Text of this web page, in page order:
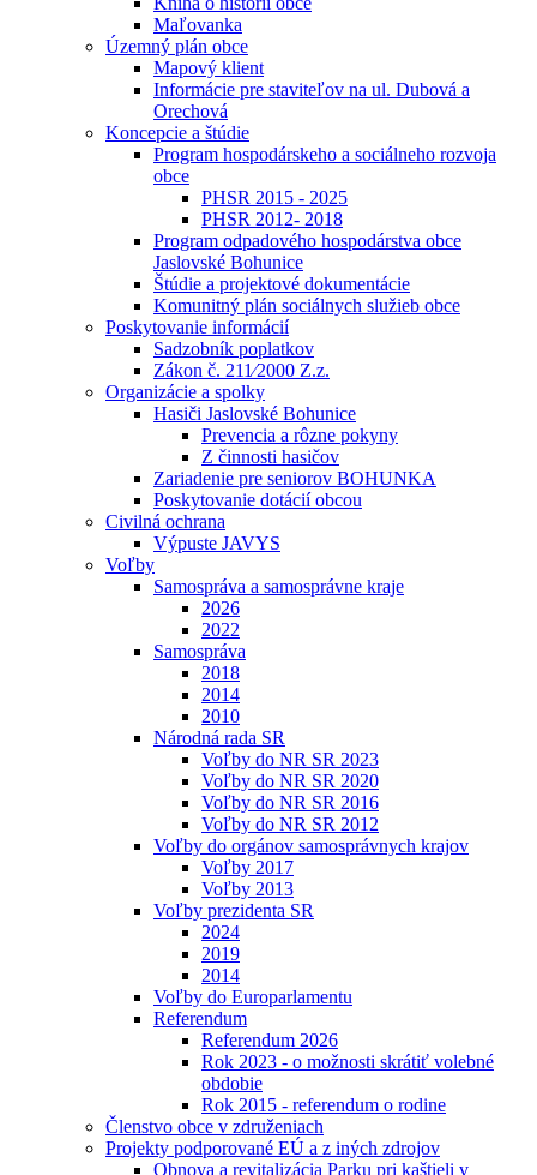
Maľovanka
Územný plán obce
Mapový klient
Informácie pre staviteľov na ul. Dubová a
Orechová
Koncepcie a štúdie
Program hospodárskeho a sociálneho rozvoja
obce
PHSR 2015 - 2025
PHSR 2012- 2018
Program odpadového hospodárstva obce
Jaslovské Bohunice
Štúdie a projektové dokumentácie
Komunitný plán sociálnych služieb obce
Poskytovanie informácií
Sadzobník poplatkov
Zákon č. 211⁄2000 Z.z.
Organizácie a spolky
Hasiči Jaslovské Bohunice
Prevencia a rôzne pokyny
Z činnosti hasičov
Zariadenie pre seniorov BOHUNKA
Poskytovanie dotácií obcou
Civilná ochrana
Výpuste JAVYS
Voľby
Samospráva a samosprávne kraje
2026
2022
Samospráva
2018
2014
2010
Národná rada SR
Voľby do NR SR 2023
Voľby do NR SR 2020
Voľby do NR SR 2016
Voľby do NR SR 2012
Voľby do orgánov samosprávnych krajov
Voľby 2017
Voľby 2013
Voľby prezidenta SR
2024
2019
2014
Voľby do Europarlamentu
Referendum
Referendum 2026
Rok 2023 - o možnosti skrátiť volebné
obdobie
Rok 2015 - referendum o rodine
Členstvo obce v združeniach
Projekty podporované EÚ a z iných zdrojov
Obnova a revitalizácia Parku pri kaštieli v